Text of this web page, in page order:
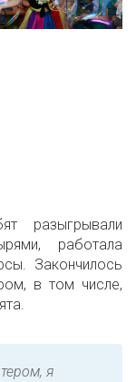
разыгрывали
работала
Закончилось
в том числе,
я